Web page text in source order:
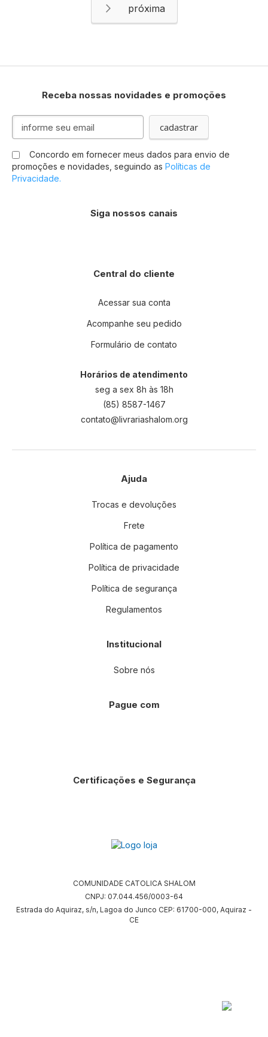
Página
Próximo
Receba nossas novidades e promoções
Inscreva-
nossa
Newsletter:
cadastrar
Concordo em fornecer meus dados para envio de
promoções e novidades, seguindo as Políticas de
Privacidade.
Siga nossos canais
Central do cliente
Acessar sua conta
Acompanhe seu pedido
Formulário de contato
Horários de atendimento
seg a sex 8h às 18h
(85) 8587-1467
contato@livrariashalom.org
Ajuda
Trocas e devoluções
Frete
Política de pagamento
Política de privacidade
Política de segurança
Regulamentos
Institucional
Sobre nós
Pague com
Certificações e Segurança
COMUNIDADE CATOLICA SHALOM
CNPJ: 07.044.456/0003-64
Estrada do Aquiraz, s/n, Lagoa do Junco CEP: 61700-000, Aquiraz -
CE